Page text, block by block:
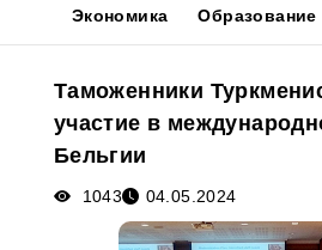
Новости
Медиа
Афиша
Экономика
Образование
Таможенники
участие в
Бельгии
1043 04.05.2024